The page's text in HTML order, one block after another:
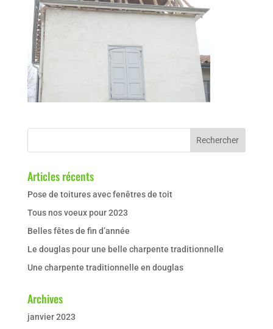
Articles récents
Pose de toitures avec fenêtres de toit
Tous nos voeux pour 2023
Belles fêtes de fin d’année
Le douglas pour une belle charpente traditionnelle
Une charpente traditionnelle en douglas
Archives
janvier 2023